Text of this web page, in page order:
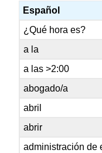
Español
¿Qué hora es?
a la
a las >2:00
abogado/a
abril
abrir
administración de